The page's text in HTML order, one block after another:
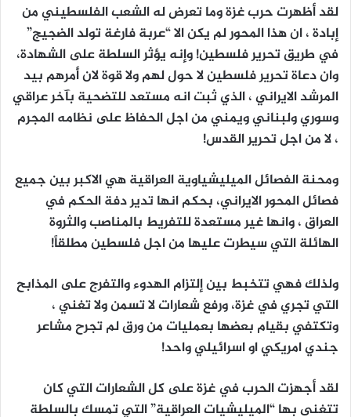
لقد أظهرت حرب غزة وما تعرض له الشعب الفلسطيني من
إبادة ، ان هذا المحور لم يكن الا “عربة فارغة تولد الضجيج”
في طريق تحرير فلسطين! وإنه يؤثر السلطة على الشهادة،
وان دعاة تحرير فلسطين لا حول لهم ولا قوة لان أمرهم بيد
المرشد الايراني ، الذي ثبت انه مستعد للتضحية بآخر عراقي
وسوري ولبناني ويمني من اجل الحفاظ على نظامه المجرم
، لا من اجل تحرير القدس!
ومحنة الفصائل الميليشياوية العراقية هي الاكبر بين جميع
فصائل المحور الايراني، بحكم انها تدير دفة الحكم في
العراق ، وانها غير مستعدة للتفريط بالمناصب والثروة
الهائلة التي سيطرت عليها من اجل فلسطين مطلقاً!
ولذلك فهي تتخبط بين إلتزام الهدوء والتفرج على المذابح
التي تجري في غزة، ورفع شعارات لا تسمن ولا تغني ،
وتكتفي بقيام بعضها بعمليات من ورق لم تجرح مشاعر
جندي امريكي او اسرائيلي واحد!
لقد أجهزت الحرب في غزة على كل الشعارات التي كان
تتغنى بها “الميليشيات العراقية” التي تمسك بالسلطة